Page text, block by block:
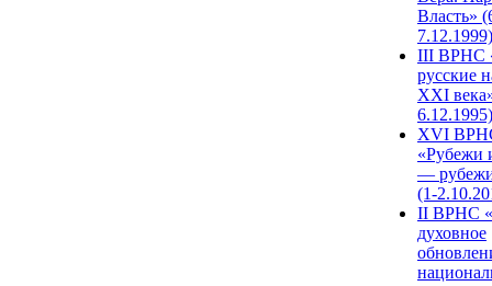
Власть»
7.12.1999)
III ВРНС
русские
XXI
6.12.1995)
XVI
«Рубежи
—
(1-
II ВРНС
духовное